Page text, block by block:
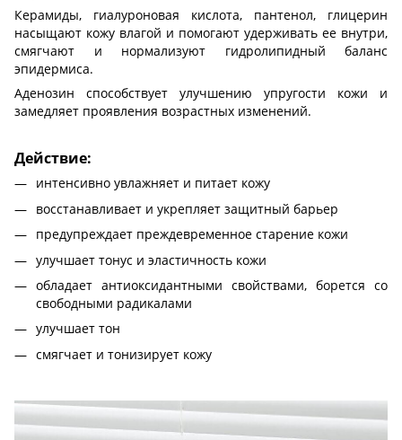
Керамиды, гиалуроновая кислота, пантенол, глицерин
насыщают кожу влагой и помогают удерживать ее внутри,
смягчают и нормализуют гидролипидный баланс
эпидермиса.
Аденозин способствует улучшению упругости кожи и
замедляет проявления возрастных изменений.
Действие:
интенсивно увлажняет и питает кожу
восстанавливает и укрепляет защитный барьер
предупреждает преждевременное старение кожи
улучшает тонус и эластичность кожи
обладает антиоксидантными свойствами, борется со
свободными радикалами
улучшает тон
смягчает и тонизирует кожу